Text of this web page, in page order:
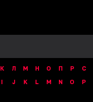
К Л М Н О П Р С
I J K L M N O P